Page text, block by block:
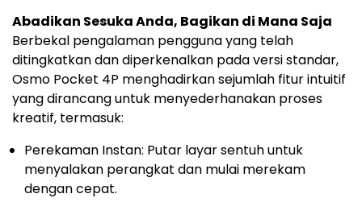
Abadikan Sesuka Anda, Bagikan di Mana Saja
Berbekal pengalaman pengguna yang telah
ditingkatkan dan diperkenalkan pada versi standar,
Osmo Pocket 4P menghadirkan sejumlah fitur intuitif
yang dirancang untuk menyederhanakan proses
kreatif, termasuk:
Perekaman Instan: Putar layar sentuh untuk
menyalakan perangkat dan mulai merekam
dengan cepat.